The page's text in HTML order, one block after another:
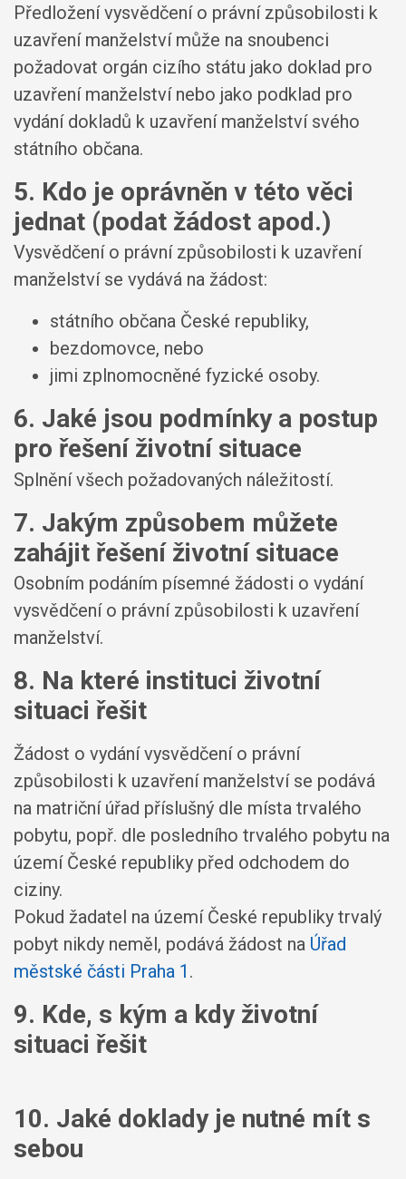
Předložení vysvědčení o právní způsobilosti k
uzavření manželství může na snoubenci
požadovat orgán cizího státu jako doklad pro
uzavření manželství nebo jako podklad pro
vydání dokladů k uzavření manželství svého
státního občana.
5. Kdo je oprávněn v této věci
jednat (podat žádost apod.)
Vysvědčení o právní způsobilosti k uzavření
manželství se vydává na žádost:
státního občana České republiky,
bezdomovce, nebo
jimi zplnomocněné fyzické osoby.
6. Jaké jsou podmínky a postup
pro řešení životní situace
Splnění všech požadovaných náležitostí.
7. Jakým způsobem můžete
zahájit řešení životní situace
Osobním podáním písemné žádosti o vydání
vysvědčení o právní způsobilosti k uzavření
manželství.
8. Na které instituci životní
situaci řešit
Žádost o vydání vysvědčení o právní
způsobilosti k uzavření manželství se podává
na matriční úřad příslušný dle místa trvalého
pobytu, popř. dle posledního trvalého pobytu na
území České republiky před odchodem do
ciziny.
Pokud žadatel na území České republiky trvalý
pobyt nikdy neměl, podává žádost na Úřad
městské části Praha 1 .
9. Kde, s kým a kdy životní
situaci řešit
10. Jaké doklady je nutné mít s
sebou